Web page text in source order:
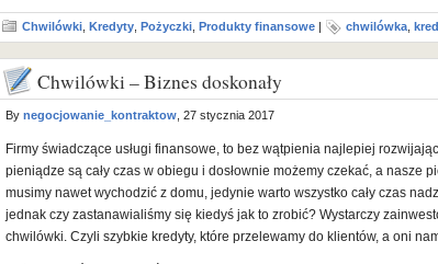
Chwilówki Kredyty Pożyczki Produkty finansowe | chwilówka
Chwilówki – Biznes doskonały
By negocjowanie_kontraktow , 27 stycznia 2017
Firmy świadczące usługi finansowe, to bez wątpienia najlepiej
pieniądze są cały czas w obiegu i dosłownie możemy czekać, a nasze
musimy nawet wychodzić z domu, jedynie warto wszystko cały czas
jednak czy zastanawialiśmy się kiedyś jak to zrobić? Wystarczy
chwilówki. Czyli szybkie kredyty, które przelewamy do klientów, a oni